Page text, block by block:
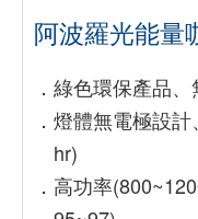
阿波羅光能量
． 綠色環保產品、
． 燈體無電極設
hr)
． 高功率